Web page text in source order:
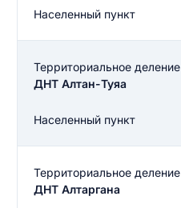
Населенный пункт
Территориальное деление
ДНТ Алтан-Туяа
Населенный пункт
Территориальное деление
ДНТ Алтаргана